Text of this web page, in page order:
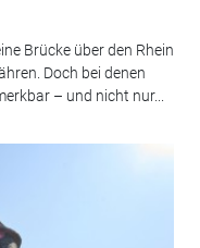
Brücke über den Rhein
Doch bei denen
– und nicht nur...